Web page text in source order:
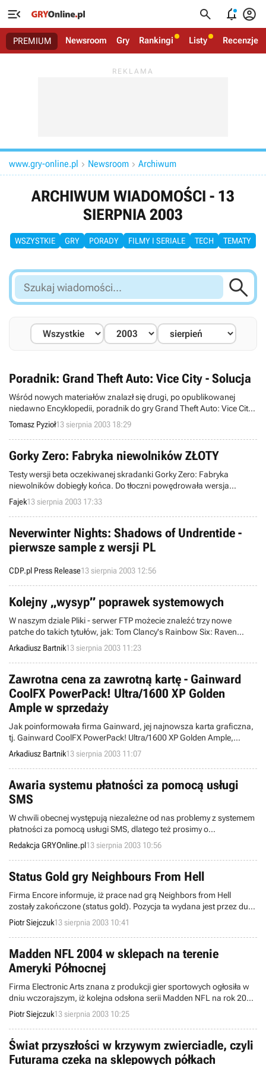
   
PREMIUM Newsroom Gry Rankingi Listy Recenzje
www.gry-online.pl  Newsroom  Archiwum
ARCHIWUM WIADOMOŚCI - 13
SIERPNIA 2003
WSZYSTKIE GRY PORADY FILMY I SERIALE TECH TEMATY
Szukaj
wiadomości...

Poradnik: Grand Theft Auto: Vice City - Solucja
Wśród nowych materiałów znalazł się drugi, po opublikowanej
niedawno Encyklopedii, poradnik do gry Grand Theft Auto: Vice City.
Tym razem jest to kompletna solucja, która prowadzi za rączkę od
początku do końca i wyjaśnia jak przejść każdy aspekt gry. Dowiecie
się tutaj w jaki sposób ukończyć misje wątku głównego oraz
wszelkie zadania poboczne, dodatkowe i specjalne, a nawet jak
rozwozić pizze...
Tomasz Pyzioł13 sierpnia 2003 18:29
Gorky Zero: Fabryka niewolników ZŁOTY
Testy wersji beta oczekiwanej skradanki Gorky Zero: Fabryka
niewolników dobiegły końca. Do tłoczni powędrowała wersja
ostateczna płyty matki i rozpoczęto proces produkcji.
Przypominamy, że Gorky Zero pojawi się już na początku września w
serii Dobra GRA za jedyne 19,90 zł!
Fajek13 sierpnia 2003 17:33
Neverwinter Nights: Shadows of Undrentide -
pierwsze sample z wersji PL
CDP.pl Press Release13 sierpnia 2003 12:56
Kolejny „wysyp” poprawek systemowych
W naszym dziale Pliki - serwer FTP możecie znaleźć trzy nowe
patche do takich tytułów, jak: Tom Clancy's Rainbow Six: Raven
Shield (taktyczna gra akcji), Age of Wonders: Shadow Magic
(strategia turowa w świecie fantasy) oraz IL-2 Sturmovik: Forgotten
Battles (symulator lotu). Poniżej znajdziecie więcej szczegółów
odnośnie zmian, wprowadzanych przez poszczególne „łatki”.
Arkadiusz Bartnik13 sierpnia 2003 11:23
Zawrotna cena za zawrotną kartę - Gainward
CoolFX PowerPack! Ultra/1600 XP Golden
Ample w sprzedaży
Jak poinformowała firma Gainward, jej najnowsza karta graficzna,
tj. Gainward CoolFX PowerPack! Ultra/1600 XP Golden Ample,
powinna być już dostępna w ogólnoświatowej sprzedaży w cenie
899 Euro (wliczając VAT). Ta zaporowa, dla przeciętnego
przedstawiciela ludzkiej rasy, suma zawęża grono odbiorców
owego komponentu jedynie do prawdziwych maniaków grafiki
trójwymiarowej, zdolnych wyłożyć pieniądze na wszelkie nowości.
Arkadiusz Bartnik13 sierpnia 2003 11:07
Awaria systemu płatności za pomocą usługi
SMS
W chwili obecnej występują niezależne od nas problemy z systemem
płatności za pomocą usługi SMS, dlatego też prosimy o
wyrozumiałość osób korzystających z tej usługi. Jak tylko awaria
zostanie usunięta, co mamy nadzieje nastąpi lada chwila,
niezwłocznie o tym poinformujemy. UAKTUALNIENIE: Usterka
została usunięta, za wynikłe utrudnienia przepraszamy.
Redakcja GRYOnline.pl13 sierpnia 2003 10:56
Status Gold gry Neighbours From Hell
Firma Encore informuje, iż prace nad grą Neighbors from Hell
zostały zakończone (status gold). Pozycja ta wydana jest przez duet
Encore i JoWooD Productions Software AG. Na półkach sklepów za
Atlantykiem produkt dostępny będzie we wrześniu. Co ciekawe
mieszkańcy starego kontynentu (czyli jakby nie było my) mamy
sposobność na zakup tego produktu już od kilku tygodni. Europa
górą! Wersja demo gry dostępna jest na naszym FTPie. Zachęcam
do ściągnięcia.
Piotr Siejczuk13 sierpnia 2003 10:41
Madden NFL 2004 w sklepach na terenie
Ameryki Północnej
Firma Electronic Arts znana z produkcji gier sportowych ogłosiła w
dniu wczorajszym, iż kolejna odsłona serii Madden NFL na rok 2004
(symulacja futbolu amerykańskiego) jest dostępna w sklepach za
Atlantykiem. Tytuł przygotowany jest na 6 platform systemowych -
Xbox, PS2, PSOne, GameCube, PC oraz GBA. Wydawcą tej pozycji
jest firma EA Tiburon. Grywalne demo dostępne jest lokalnie.
Piotr Siejczuk13 sierpnia 2003 10:25
Świat przyszłości w krzywym zwierciadle, czyli
Futurama czeka na sklepowych półkach